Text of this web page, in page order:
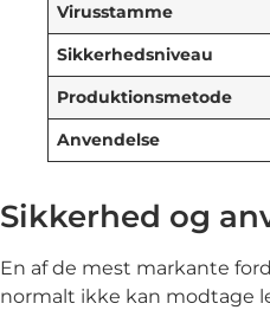
Virusstamme
Sikkerhedsniveau
Produktionsmetode
Anvendelse
Sikkerhed og
En af de mest markante
normalt ikke kan modtage